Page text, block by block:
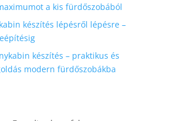
a kis fürdőszobából
készítés lépésről lépésre –
készítés – praktikus és
modern fürdőszobákba